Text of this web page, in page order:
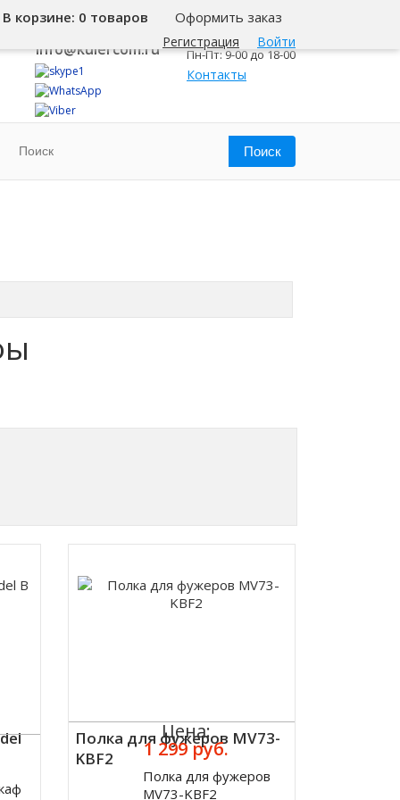
Регистрация Войти
В корзине: 0 товаров Оформить заказ
8 800 500-345-1
info@kulercom.ru
Челябинск
Пн-Пт: 9-00 до 18-00
Контакты
Полка для фужеров MV73-
KBF2
Цена:
1 299 руб.
Полка для фужеров
MV73-KBF2